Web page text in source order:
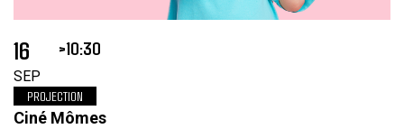
16
SEP
10:30
PROJECTION
Ciné Mômes